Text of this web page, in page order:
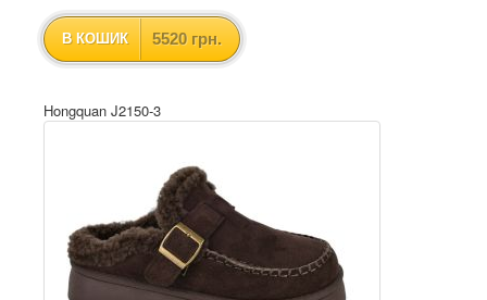
В КОШИК 5520 грн.
Hongquan J2150-3